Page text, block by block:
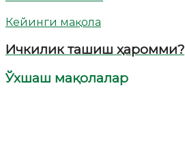
Кейинги мақола
Ичкилик ташиш ҳаромми?
Ўхшаш мақолалар